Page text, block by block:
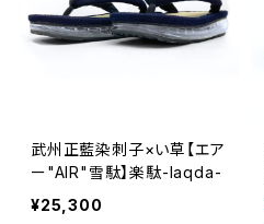
武州正藍染刺子×い草【エア
ー"AIR"雪駄】楽駄-laqda-
¥25,300